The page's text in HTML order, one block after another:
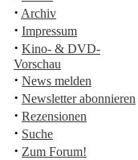
· Archiv
· Impressum
· Kino- & DVD-
Vorschau
· News melden
· Newsletter abonnieren
· Rezensionen
· Suche
· Zum Forum!